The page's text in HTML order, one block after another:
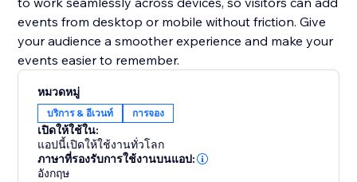
events from desktop or mobile without friction. Give
your audience a smoother experience and make your
events easier to remember.
หมวดหมู่
บริการ & อีเวนท์ การจอง
เปิดให้ใช้ใน:
แอปนี้เปิดให้ใช้งานทั่วโลก
ภาษาที่รองรับการใช้งานบนแอป:
อังกฤษ